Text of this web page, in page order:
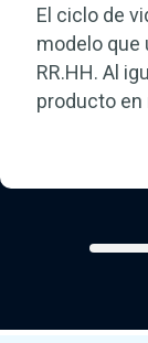
El ciclo de
modelo que
RR.HH. Al
producto en